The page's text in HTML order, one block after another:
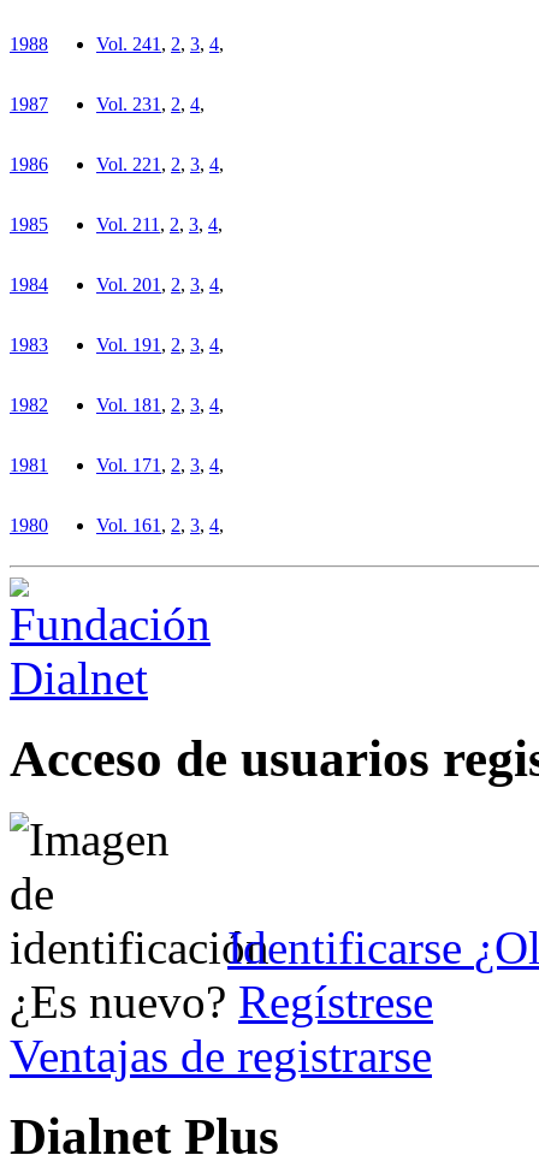
1988 Vol. 241, 2, 3, 4,
1987 Vol. 231, 2, 4,
1986 Vol. 221, 2, 3, 4,
1985 Vol. 211, 2, 3, 4,
1984 Vol. 201, 2, 3, 4,
1983 Vol. 191, 2, 3, 4,
1982 Vol. 181, 2, 3, 4,
1981 Vol. 171, 2, 3, 4,
1980 Vol. 161, 2, 3, 4,
Acceso de usuarios
Identificarse
¿Es nuevo? Regístrese
Ventajas de registrarse
Dialnet Plus